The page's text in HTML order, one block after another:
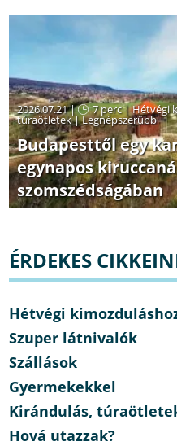
2026.07.21 | 7 perc|Hétvégi
túraötletek|Legnépszerűbb
Budapesttől egy
egynapos
szomszédságában
ÉRDEKES
Hétvégi
Szuper látnivalók
Szállások
Gyermekekkel
Kirándulás,
Hová utazzak?